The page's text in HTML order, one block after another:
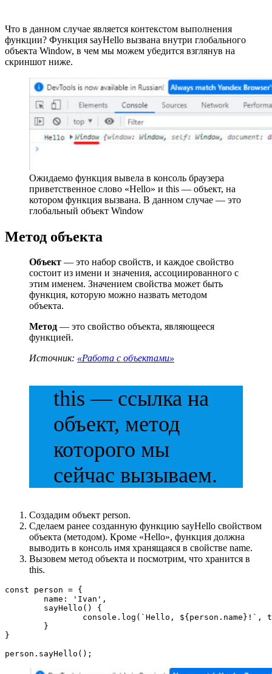
Что в данном случае является контекстом выполнения
функции? Функция sayHello вызвана внутри глобального
объекта Window, в чем мы можем убедится взглянув на
скриншот ниже.
Ожидаемо функция вывела в консоль браузера
приветственное слово «Hello» и this — объект, на
котором функция вызвана. В данном случае — это
глобальный объект Window
Метод объекта
Объект — это набор свойств, и каждое свойство
состоит из имени и значения, ассоциированного с
этим именем. Значением свойства может быть
функция, которую можно назвать методом
объекта.
Метод — это свойство объекта, являющееся
функцией.
Источник: «Работа с объектами»
this — ссылка на
объект, метод
которого мы
сейчас вызываем.
Создадим объект person.
Сделаем ранее созданную функцию sayHello свойством
объекта (методом). Кроме «Hello», функция должна
выводить в консоль имя хранящаяся в свойстве name.
Вызовем метод объекта и посмотрим, что хранится в
this.
const person = {
}
person.sayHello();